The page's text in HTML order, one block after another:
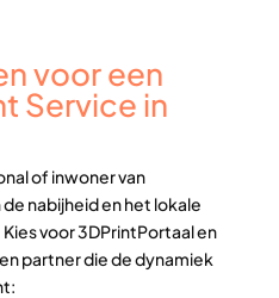
voor een
Service in
of inwoner van
nabijheid en het lokale
voor 3DPrintPortaal en
partner die de dynamiek